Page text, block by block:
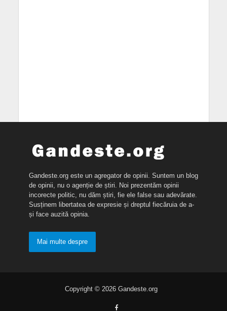
Gandeste.org este un agregator de opinii. Suntem un blog
de opinii, nu o agenție de știri. Noi prezentăm opinii
incorecte politic, nu dăm știri, fie ele false sau adevărate.
Susținem libertatea de expresie și dreptul fiecăruia de a-
și face auzită opinia.
Mai multe despre
Copyright © 2026 Gandeste.org